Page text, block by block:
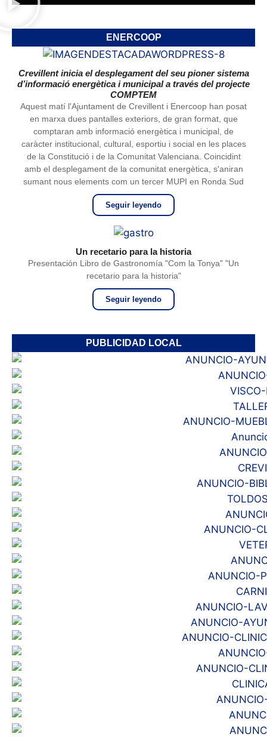
ENERCOOP
Crevillent inicia el desplegament del seu pioner sistema
d’informació energètica i municipal a través del projecte
COMPTEM
Aquest matí l'Ajuntament de Crevillent i Enercoop han posat
en marxa dues pantalles exteriors, de gran format, que
comptaran amb informació energètica i municipal, de
caràcter institucional, cultural, esportiu i social en les places
de la Constitució i de la Comunitat Valenciana. Coincidint
amb el desplegament de la comunitat energètica, s'aniran
sumant nous elements com un tercer MUPI en Ronda Sud
Seguir leyendo
Un recetario para la historia
Presentación Libro de Gastronomía "Com la Tonya" "Un
recetario para la historia"
Seguir leyendo
PUBLICIDAD LOCAL